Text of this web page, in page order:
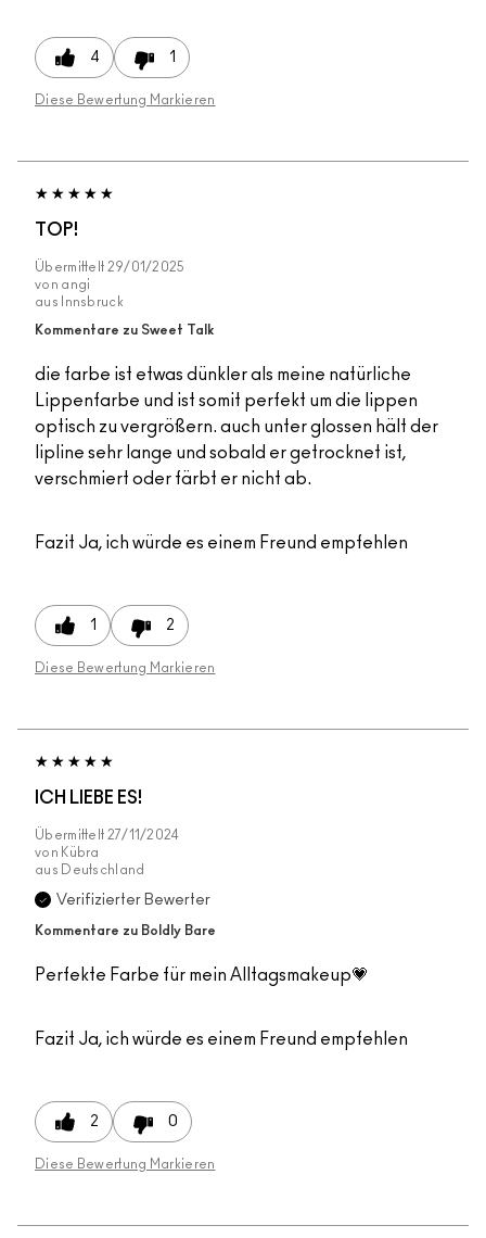
4 1
Diese Bewertung Markieren
TOP!
Übermittelt 29/01/2025
von angi
aus
Innsbruck
Kommentare zu Sweet Talk
die farbe ist etwas dünkler als meine natürliche
Lippenfarbe und ist somit perfekt um die lippen
optisch zu vergrößern. auch unter glossen hält der
lipline sehr lange und sobald er getrocknet ist,
verschmiert oder färbt er nicht ab.
Fazit Ja, ich würde es einem Freund empfehlen
1 2
Diese Bewertung Markieren
ICH LIEBE ES!
Übermittelt 27/11/2024
von Kübra
aus
Deutschland
Verifizierter Bewerter
Kommentare zu Boldly Bare
Perfekte Farbe für mein Alltagsmakeup💗
Fazit Ja, ich würde es einem Freund empfehlen
2 0
Diese Bewertung Markieren